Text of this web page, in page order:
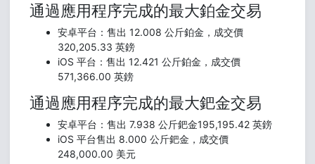
通過應用程序完成的最大鉑金交易
安卓平台：售出 12.008 公斤鉑金，成交價
320,205.33 英鎊
iOS 平台：售出 12.421 公斤鉑金，成交價
571,366.00 英鎊
通過應用程序完成的最大鈀金交易
安卓平台：售出 7.938 公斤鈀金195,195.42 英鎊
iOS 平台售出 8.000 公斤鈀金，成交價
248,000.00 美元